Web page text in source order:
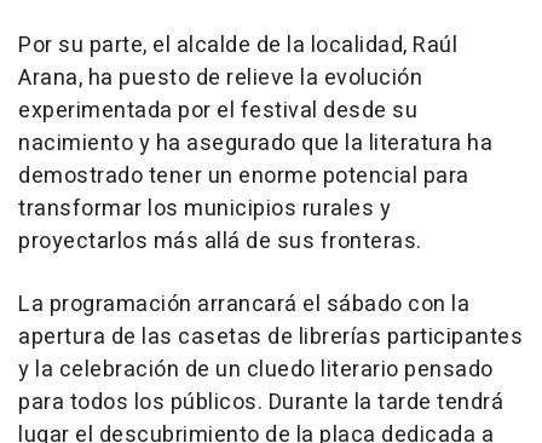
Por su parte, el alcalde de la localidad, Raúl
Arana, ha puesto de relieve la evolución
experimentada por el festival desde su
nacimiento y ha asegurado que la literatura ha
demostrado tener un enorme potencial para
transformar los municipios rurales y
proyectarlos más allá de sus fronteras.
La programación arrancará el sábado con la
apertura de las casetas de librerías participantes
y la celebración de un cluedo literario pensado
para todos los públicos. Durante la tarde tendrá
lugar el descubrimiento de la placa dedicada a